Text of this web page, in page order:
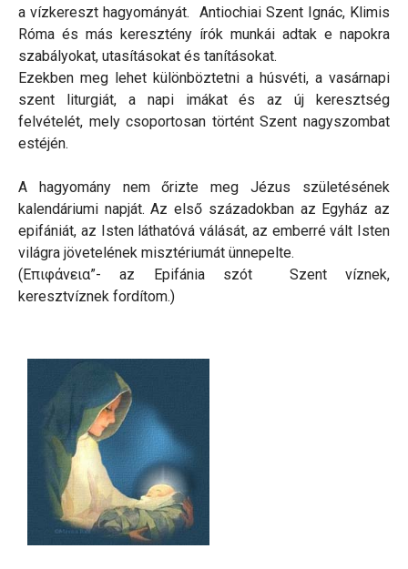
a vízkereszt hagyományát. Antiochiai Szent Ignác, Klimis
Róma és más keresztény írók munkái adtak e napokra
szabályokat, utasításokat és tanításokat.
Ezekben meg lehet különböztetni a húsvéti, a vasárnapi
szent liturgiát, a napi imákat és az új keresztség
felvételét, mely csoportosan történt Szent nagyszombat
estéjén.
A hagyomány nem őrizte meg Jézus születésének
kalendáriumi napját. Az első századokban az Egyház az
epifániát, az Isten láthatóvá válását, az emberré vált Isten
világra jövetelének misztériumát ünnepelte.
(Επιφάνεια”- az Epifánia szót Szent víznek,
keresztvíznek fordítom.)